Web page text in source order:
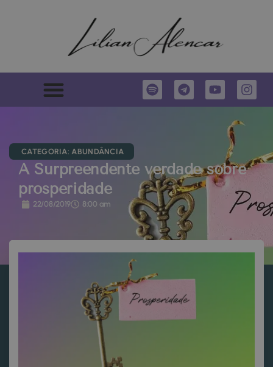
CATEGORIA: ABUNDÂNCIA
A Surpreendente verdade sobre
prosperidade
22/08/2019 8:00 am